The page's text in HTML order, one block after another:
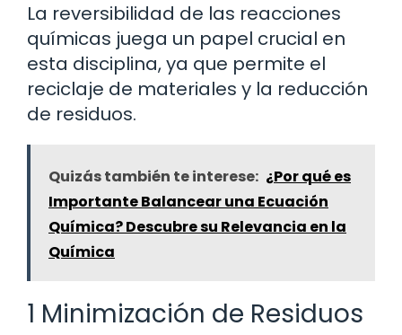
La reversibilidad de las reacciones
químicas juega un papel crucial en
esta disciplina, ya que permite el
reciclaje de materiales y la reducción
de residuos.
Quizás también te interese: ¿Por qué es
Importante Balancear una Ecuación
Química? Descubre su Relevancia en la
Química
1 Minimización de Residuos